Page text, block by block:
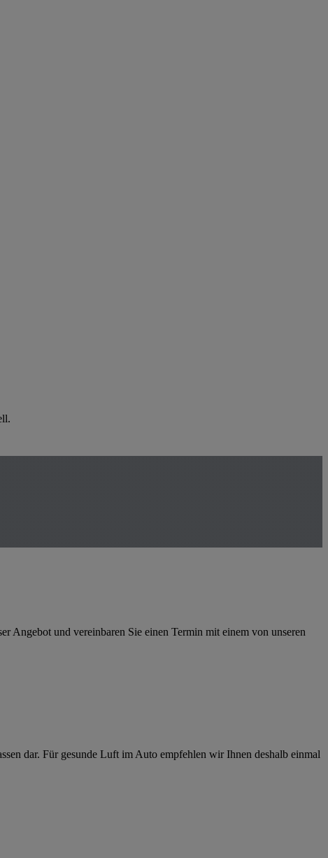
Angebot und vereinbaren Sie einen Termin mit einem von unseren
dar. Für gesunde Luft im Auto empfehlen wir Ihnen deshalb einmal